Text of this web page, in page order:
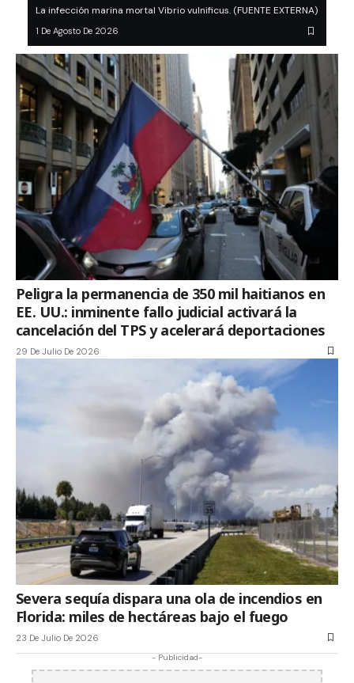
La infección marina mortal Vibrio vulnificus. (FUENTE EXTERNA)
1 De Agosto De 2026
Peligra la permanencia de 350 mil haitianos en
EE. UU.: inminente fallo judicial activará la
cancelación del TPS y acelerará deportaciones
29 De Julio De 2026
Severa sequía dispara una ola de incendios en
Florida: miles de hectáreas bajo el fuego
23 De Julio De 2026
- Publicidad-